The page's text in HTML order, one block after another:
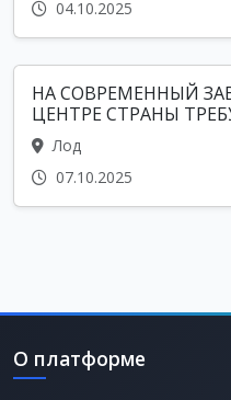
04.10.2025
НА СОВРЕМЕННЫЙ
ЦЕНТРЕ СТРАНЫ
Лод
07.10.2025
О платформе